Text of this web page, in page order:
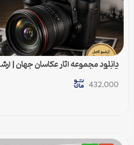
540 عکاس مطرح دنیا
432,000